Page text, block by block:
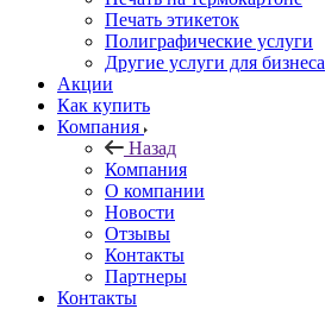
Печать этикеток
Полиграфические услуги
Другие услуги для бизнеса
Акции
Как купить
Компания
Назад
Компания
О компании
Новости
Отзывы
Контакты
Партнеры
Контакты